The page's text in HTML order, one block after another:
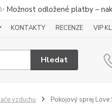
Možnost odložené platby –
KONTAKTY RECENZE VIP
Hledat
vzduchu Pokojový sprej